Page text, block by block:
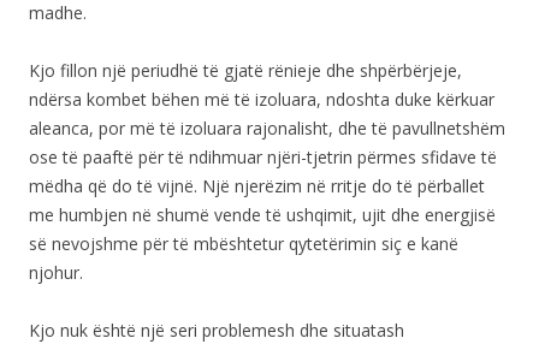
madhe.
Kjo fillon një periudhë të gjatë rënieje dhe shpërbërjeje,
ndërsa kombet bëhen më të izoluara, ndoshta duke kërkuar
aleanca, por më të izoluara rajonalisht, dhe të pavullnetshëm
ose të paaftë për të ndihmuar njëri-tjetrin përmes sfidave të
mëdha që do të vijnë. Një njerëzim në rritje do të përballet
me humbjen në shumë vende të ushqimit, ujit dhe energjisë
së nevojshme për të mbështetur qytetërimin siç e kanë
njohur.
Kjo nuk është një seri problemesh dhe situatash